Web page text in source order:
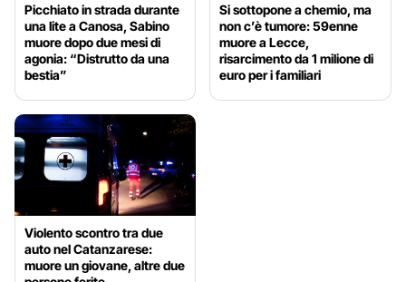
Picchiato in strada durante
una lite a Canosa, Sabino
muore dopo due mesi di
agonia: “Distrutto da una
bestia”
Si sottopone a chemio, ma
non c’è tumore: 59enne
muore a Lecce,
risarcimento da 1 milione di
euro per i familiari
Violento scontro tra due
auto nel Catanzarese:
muore un giovane, altre due